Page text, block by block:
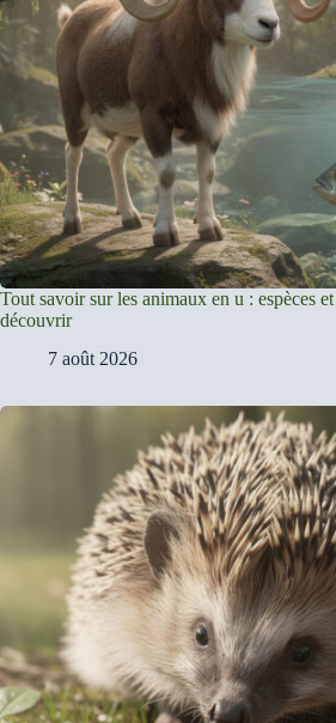
Tout savoir sur les animaux en u : espèces
découvrir
7 août 2026